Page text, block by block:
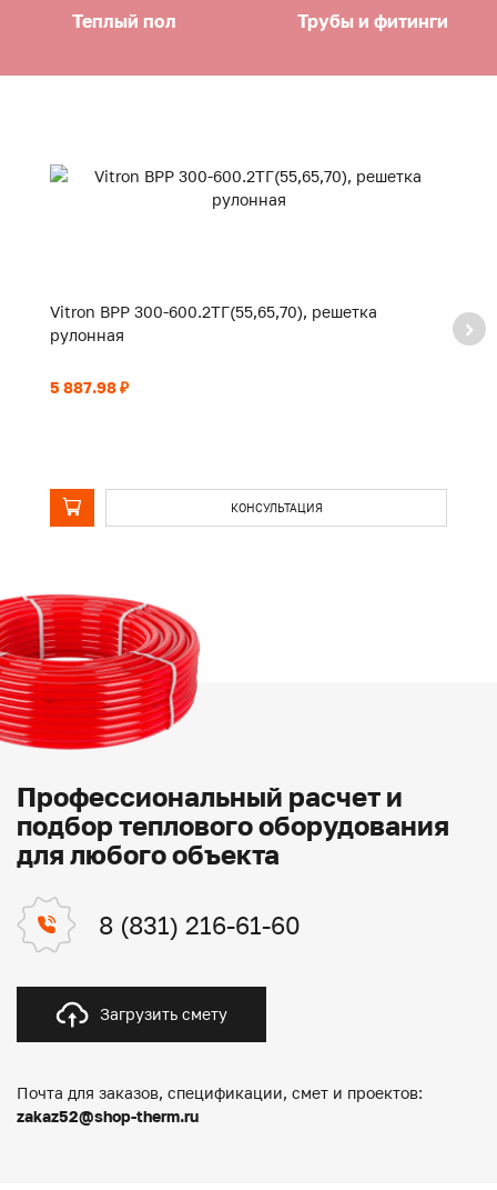
Теплый пол Трубы и фитинги
Vitron ВРР 300-600.2ТГ(55,65,70), решетка
рулонная
5 887.98 ₽
КОНСУЛЬТАЦИЯ
Профессиональный расчет и
подбор теплового оборудования
для любого объекта
8 (831) 216-61-60
Загрузить смету
Почта для заказов, спецификации, смет и проектов:
zakaz52@shop-therm.ru